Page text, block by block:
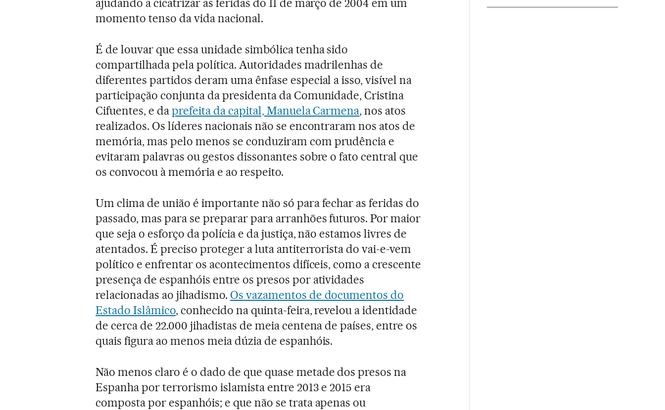
ajudando a cicatrizar as feridas do 11 de março de 2004 em um
momento tenso da vida nacional.
É de louvar que essa unidade simbólica tenha sido
compartilhada pela política. Autoridades madrilenhas de
diferentes partidos deram uma ênfase especial a isso, visível na
participação conjunta da presidenta da Comunidade, Cristina
Cifuentes, e daprefeita da capital, Manuela Carmena, nos atos
realizados. Os líderes nacionais não se encontraram nos atos de
memória, mas pelo menos se conduziram com prudência e
evitaram palavras ou gestos dissonantes sobre o fato central que
os convocou à memória e ao respeito.
Um clima de união é importante não só para fechar as feridas do
passado, mas para se preparar para arranhões futuros. Por maior
que seja o esforço da polícia e da justiça, não estamos livres de
atentados. É preciso proteger a luta antiterrorista do vai-e-vem
político e enfrentar os acontecimentos difíceis, como a crescente
presença de espanhóis entre os presos por atividades
relacionadas ao jihadismo. Os vazamentos de documentos do
Estado Islâmico, conhecido na quinta-feira, revelou a identidade
de cerca de 22.000 jihadistas de meia centena de países, entre os
quais figura ao menos meia dúzia de espanhóis.
Não menos claro é o dado de que quase metade dos presos na
Espanha por terrorismo islamista entre 2013 e 2015 era
composta por espanhóis; e que não se trata apenas ou